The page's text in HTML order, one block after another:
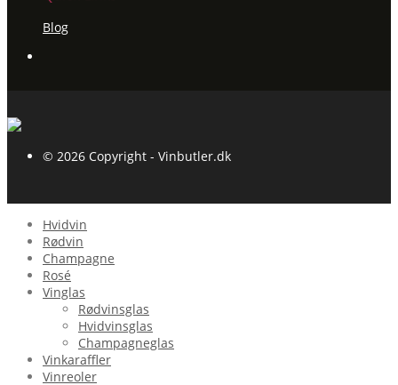
Blog
© 2026 Copyright - Vinbutler.dk
Hvidvin
Rødvin
Champagne
Rosé
Vinglas
Rødvinsglas
Hvidvinsglas
Champagneglas
Vinkaraffler
Vinreoler